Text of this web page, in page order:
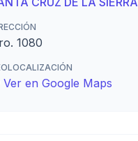
1080
Ver en Google Maps